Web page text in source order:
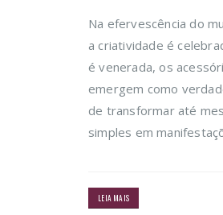
Na efervescência do
a criatividade é
é venerada, os
emergem como
de transformar até
simples em
LEIA MAIS